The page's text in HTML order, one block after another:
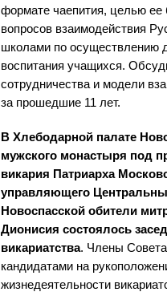
формате чаепития, целью
вопросов взаимодействия
школами по осуществлению
воспитания учащихся.
сотрудничества и модели
за прошедшие 11 лет.
В Хлебодарной палате
мужского монастыря под
викария Патриарха
управляющего
Новоспасской обители
Дионисия состоялось
викариатства. Члены
кандидатами на
жизнедеятельности